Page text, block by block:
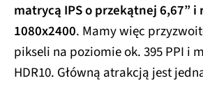
matrycą IPS o przekątnej 6,67” i
1080x2400. Mamy więc
pikseli na poziomie ok. 395 PPI i
HDR10. Główną atrakcją jest